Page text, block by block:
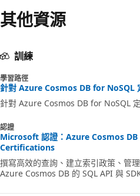
其他資源
訓練
學習路徑
針對 Azure Cosmos DB for NoSQL
針對 Azure Cosmos DB for NoSQL
認證
Microsoft 認證：Azure Cosmos DB
Certifications
撰寫高效的查詢、建立索引政策、管
Azure Cosmos DB 的 SQL API 與